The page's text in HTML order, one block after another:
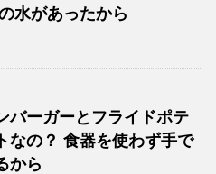
水があったから
バーガーとフライドポテ
なの？ 食器を使わず手で
から